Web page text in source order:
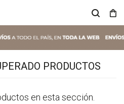
PRODUCTOS
en esta sección.